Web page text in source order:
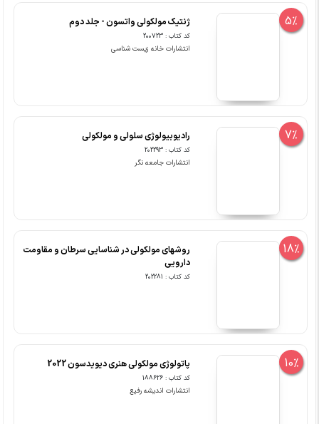
5% ژنتیک مولکولی واتسون - جلد دوم
کد کتاب : 200723
انتشارات خانه زیست شناسی
7% رادیوبیولوژی سلولی و مولکولی
کد کتاب : 202293
انتشارات جامعه نگر
18%
روشهای مولکولی در شناسایی سرطان و مقاومت
دارویی
کد کتاب : 202281
10% پاتولوژی مولکولی هنری دیویدسون 2022
کد کتاب : 188626
انتشارات اندیشه رفیع